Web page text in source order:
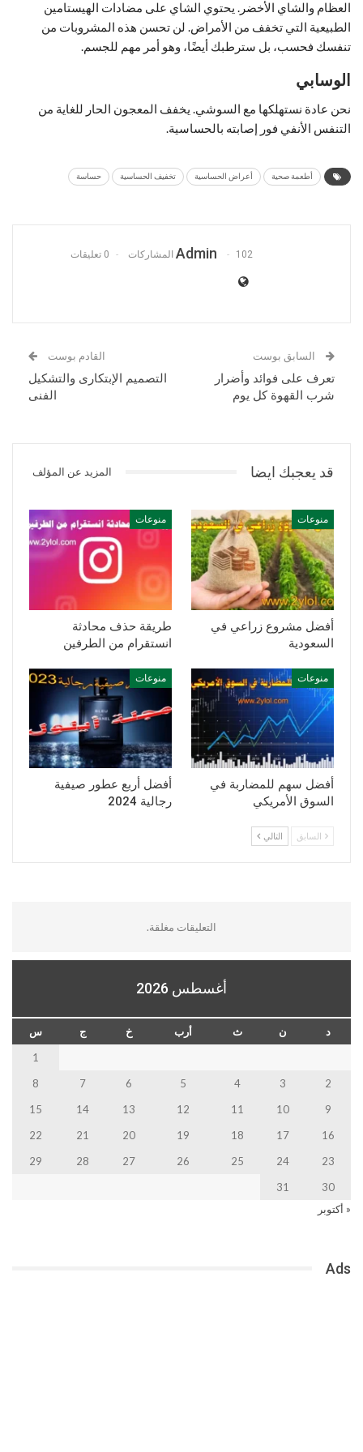
العظام والشاي الأخضر. يحتوي الشاي على مضادات الهيستامين
الطبيعية التي تخفف من الأمراض. لن تحسن هذه المشروبات من
تنفسك فحسب، بل سترطبك أيضًا، وهو أمر مهم للجسم.
الوسابي
نحن عادة نستهلكها مع السوشي. يخفف المعجون الحار للغاية من
التنفس الأنفي فور إصابته بالحساسية.
أطعمة صحية أعراض الحساسية تخفيف الحساسية حساسة
Admin 102 المشاركات 0 تعليقات
السابق بوست
تعرف على فوائد وأضرار
شرب القهوة كل يوم
القادم بوست
التصميم الإبتكارى والتشكيل
الفنى
قد يعجبك ايضا المزيد عن المؤلف
منوعات
أفضل مشروع زراعي في
السعودية
منوعات
طريقة حذف محادثة
انستقرام من الطرفين
منوعات
أفضل سهم للمضاربة في
السوق الأمريكي
منوعات
أفضل أربع عطور صيفية
رجالية 2024
السابق التالي
التعليقات مغلقة.
أغسطس 2026
د ن ث أرب خ ج
س
1
2
3
4
5
6
7
8
9
10
11
12
13
14
15
16
17
18
19
20
21
22
23
24
25
26
27
28
29
30
31
« أكتوبر
Ads